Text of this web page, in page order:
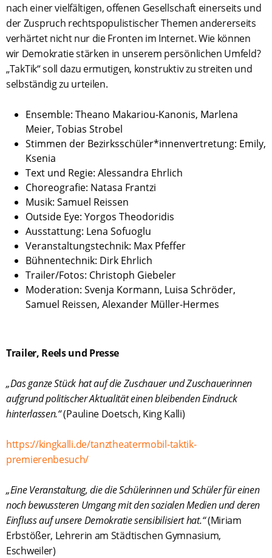
nach einer vielfältigen, offenen Gesellschaft einerseits und
der Zuspruch rechtspopulistischer Themen andererseits
verhärtet nicht nur die Fronten im Internet. Wie können
wir Demokratie stärken in unserem persönlichen Umfeld?
„TakTik“ soll dazu ermutigen, konstruktiv zu streiten und
selbständig zu urteilen.
Ensemble: Theano Makariou-Kanonis, Marlena
Meier, Tobias Strobel
Stimmen der Bezirksschüler*innenvertretung: Emily,
Ksenia
Text und Regie: Alessandra Ehrlich
Choreografie: Natasa Frantzi
Musik: Samuel Reissen
Outside Eye: Yorgos Theodoridis
Ausstattung: Lena Sofuoglu
Veranstaltungstechnik: Max Pfeffer
Bühnentechnik: Dirk Ehrlich
Trailer/Fotos: Christoph Giebeler
Moderation: Svenja Kormann, Luisa Schröder,
Samuel Reissen, Alexander Müller-Hermes
Trailer, Reels und Presse
„Das ganze Stück hat auf die Zuschauer und Zuschauerinnen
aufgrund politischer Aktualität einen bleibenden Eindruck
hinterlassen.“(Pauline Doetsch, King Kalli)
https://kingkalli.de/tanztheatermobil-taktik-
premierenbesuch/
„Eine Veranstaltung, die die Schülerinnen und Schüler für einen
noch bewussteren Umgang mit den sozialen Medien und deren
Einfluss auf unsere Demokratie sensibilisiert hat.“(Miriam
Erbstößer, Lehrerin am Städtischen Gymnasium,
Eschweiler)